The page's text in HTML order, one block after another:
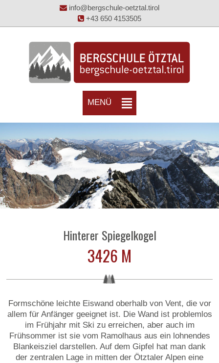
info@bergschule-oetztal.tirol
+43 650 4153505
MENÜ
Hinterer Spiegelkogel
3426 M
Formschöne leichte Eiswand oberhalb von Vent, die vor
allem für Anfänger geeignet ist. Die Wand ist problemlos
im Frühjahr mit Ski zu erreichen, aber auch im
Frühsommer ist sie vom Ramolhaus aus ein lohnendes
Blankeisziel darstellen. Auf dem Gipfel hat man dank
der zentralen Lage in mitten der Ötztaler Alpen eine